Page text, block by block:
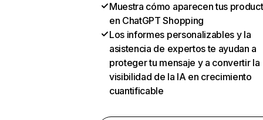
Muestra cómo aparecen tus
en ChatGPT Shopping
Los informes personalizables y la
asistencia de expertos te ayudan a
proteger tu mensaje y a convertir la
visibilidad de la IA en crecimiento
cuantificable